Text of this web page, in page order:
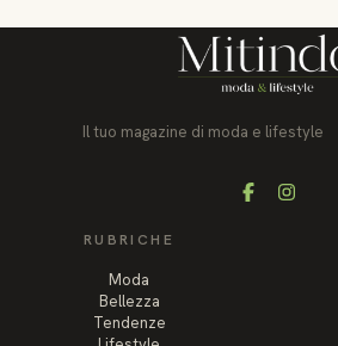
Il tuo magazine di moda e lifestyle
Facebook
RUBRICHE
Moda
Bellezza
Tendenze